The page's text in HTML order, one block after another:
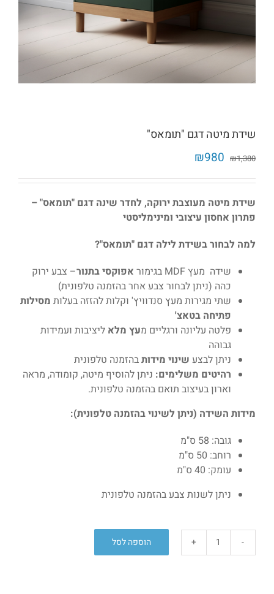
שידת מיטה דגם "תומאס"
₪1,380
המחיר
היה:
₪1,380.
₪980
הוא:
₪980.
שידת מיטה מעוצבת ירוקה, לחדר שינה דגם "תומאס" –
פתרון אחסון עיצובי ומינימליסטי
למה לבחור בשידת לילה דגם "תומאס"?
שידה מעץ MDF בגימור
אפוקסי בתנור– צבע ירוק
כהה (ניתן לבחור צבע אחר בהזמנה טלפונית)
שתי מגירות מעץ סנדוויץ' וקלות להזזה בעלות מסילות
פתיחה בטאצ'
פלטה עליונה ורגליים מעץ מלא ליציבות ועמידות
גבוהה
ניתן לבצע שינוי מידותבהזמנה טלפונית
רהיטים משלימים: ניתן להוסיף מיטה, קומודה, מראה
וארון בעיצוב תואם בהזמנה טלפונית.
מידות השידה (ניתן לשינוי בהזמנה טלפונית):
גובה: 58 ס"מ
רוחב: 50 ס"מ
עומק: 40 ס"מ
ניתן לשנות צבע בהזמנה טלפונית
כמות
הוספה לסל